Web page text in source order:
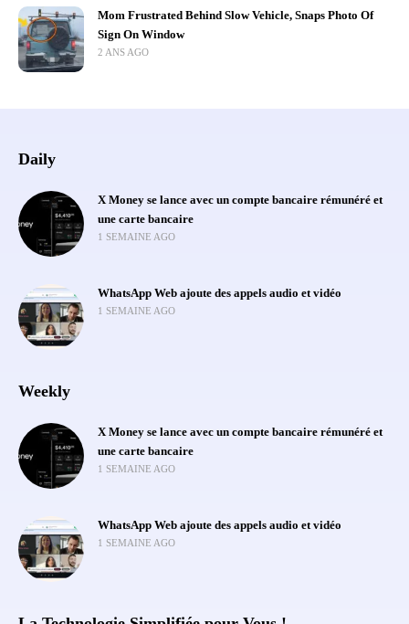
Mom Frustrated Behind Slow Vehicle, Snaps Photo Of
Sign On Window
2 ANS AGO
Daily
X Money se lance avec un compte bancaire rémunéré et
une carte bancaire
1 SEMAINE AGO
WhatsApp Web ajoute des appels audio et vidéo
1 SEMAINE AGO
Weekly
X Money se lance avec un compte bancaire rémunéré et
une carte bancaire
1 SEMAINE AGO
WhatsApp Web ajoute des appels audio et vidéo
1 SEMAINE AGO